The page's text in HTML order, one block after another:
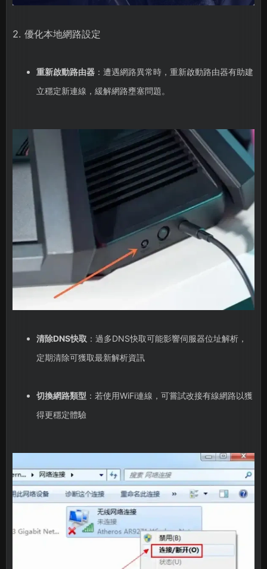
2. 優化本地網路設定
重新啟動路由器：遭遇網路異常時，重新啟動路由器有助建
立穩定新連線，緩解網路壅塞問題。
清除DNS快取 ：過多DNS快取可能影響伺服器位址解析，
定期清除可獲取最新解析資訊
切換網路類型 ：若使用WiFi連線，可嘗試改接有線網路以獲
得更穩定體驗